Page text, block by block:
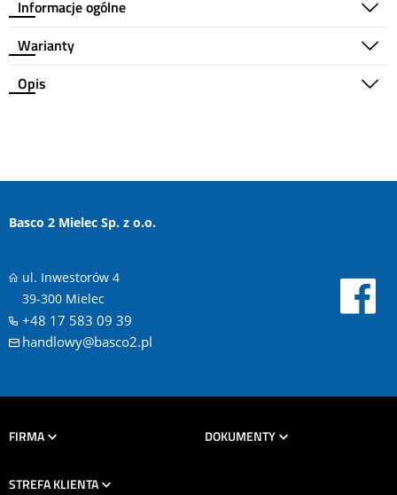
Informacje ogólne
Warianty
Opis
Basco 2 Mielec Sp. z o.o.
ul. Inwestorów 4
39-300 Mielec
+48 17 583 09 39
handlowy@basco2.pl
FIRMA
STREFA KLIENTA
DOKUMENTY